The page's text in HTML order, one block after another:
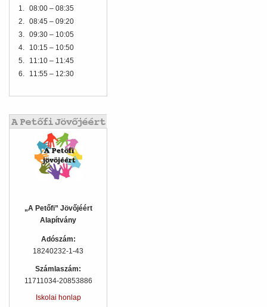
1. 08:00 – 08:35
2. 08:45 – 09:20
3. 09:30 – 10:05
4.
10:15 – 10:50
5.
11:10 – 11:45
6.
11:55 – 12:30
„A Petőfi” Jövőjéért
Alapítvány
Adószám:
18240232-1-43
Számlaszám:
11711034-20853886
Iskolai honlap